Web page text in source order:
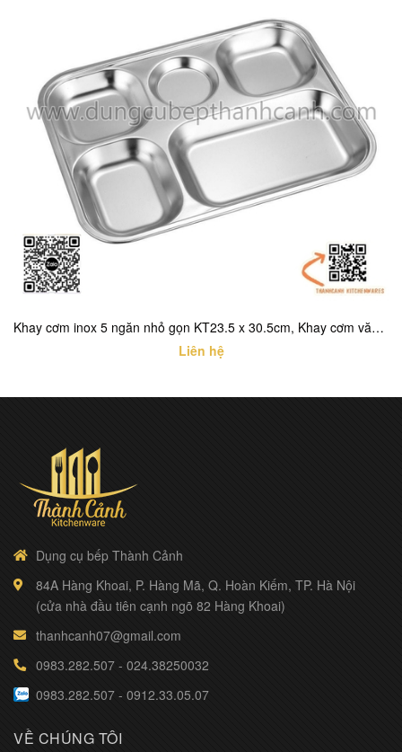
Khay cơm inox 5 ngăn nhỏ gọn KT23.5 x 30.5cm, Khay cơm văn phòng
Liên hệ
Dụng cụ bếp Thành Cảnh
84A Hàng Khoai, P. Hàng Mã, Q. Hoàn Kiếm, TP. Hà Nội
(cửa nhà đầu tiên cạnh ngõ 82 Hàng Khoai)
thanhcanh07@gmail.com
0983.282.507 - 024.38250032
0983.282.507 - 0912.33.05.07
VỀ CHÚNG TÔI